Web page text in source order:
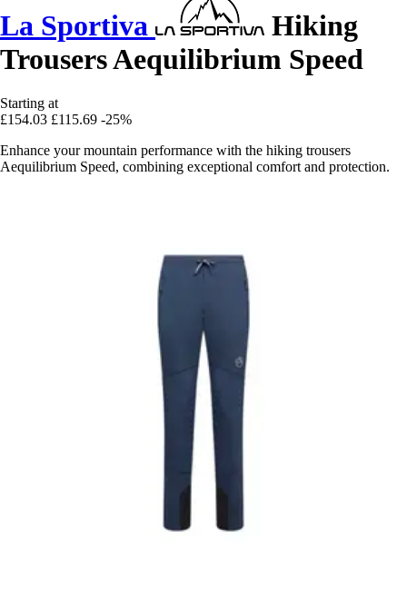
La Sportiva
Hiking
Trousers Aequilibrium Speed
Starting at
£154.03 £115.69 -25%
Enhance your mountain performance with the hiking trousers
Aequilibrium Speed, combining exceptional comfort and protection.